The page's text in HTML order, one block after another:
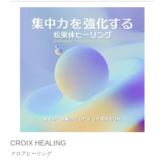
CROIX HEALING
クロアヒーリング